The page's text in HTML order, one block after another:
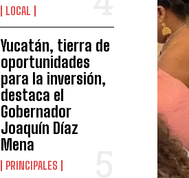
LOCAL
Yucatán, tierra de
oportunidades
para la inversión,
destaca el
Gobernador
Joaquín Díaz
Mena
PRINCIPALES